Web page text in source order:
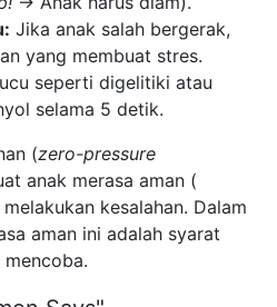
Jika anak salah bergerak,
yang membuat stres.
seperti digelitiki atau
selama 5 detik.
(zero-pressure
anak merasa aman (
kesalahan. Dalam
aman ini adalah syarat